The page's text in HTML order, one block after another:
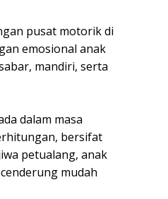
pusat motorik di
emosional anak
mandiri, serta
dalam masa
bersifat
petualang, anak
mudah